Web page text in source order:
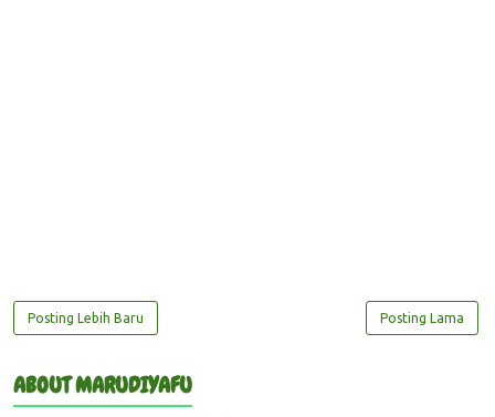
Posting Lebih Baru Posting Lama
ABOUT MARUDIYAFU